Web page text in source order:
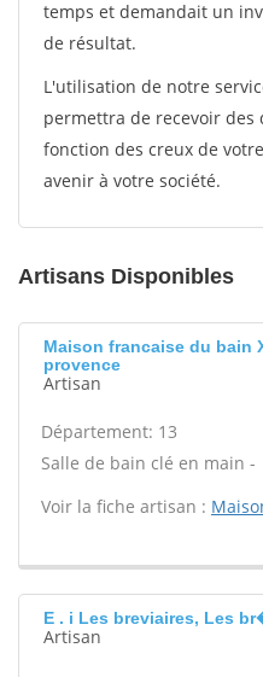
temps et demandait un
de résultat.
L'utilisation de notre
permettra de recevoir des
fonction des creux de
avenir à votre société.
Artisans Disponibles
Maison francaise du bain
provence
Artisan
Département: 13
Salle de bain clé en main -
Voir la fiche artisan :
E . i Les breviaires, Les
Artisan